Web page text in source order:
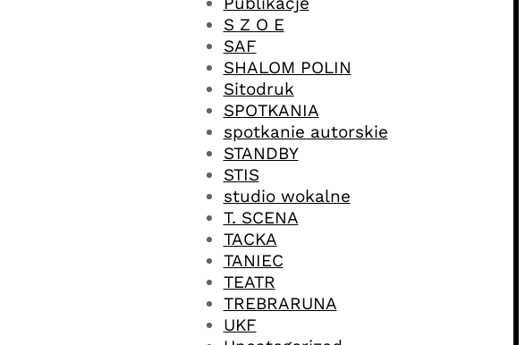
S Z O E
SAF
SHALOM POLIN
Sitodruk
SPOTKANIA
spotkanie autorskie
STANDBY
STIS
studio wokalne
T. SCENA
TACKA
TANIEC
TEATR
TREBRARUNA
UKF